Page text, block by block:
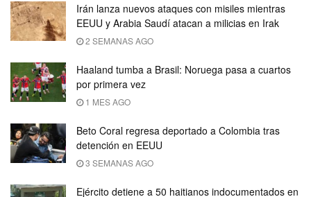
Irán lanza nuevos ataques con misiles mientras
EEUU y Arabia Saudí atacan a milicias en Irak
2 SEMANAS AGO
Haaland tumba a Brasil: Noruega pasa a cuartos
por primera vez
1 MES AGO
Beto Coral regresa deportado a Colombia tras
detención en EEUU
3 SEMANAS AGO
Ejército detiene a 50 haitianos indocumentados en